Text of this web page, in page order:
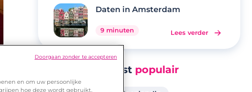
Daten in Amsterdam
9 minuten Lees verder
Meest populair
en om uw persoonlijke
hoe deze wordt gebruikt,
Doorgaan zonder te accepteren